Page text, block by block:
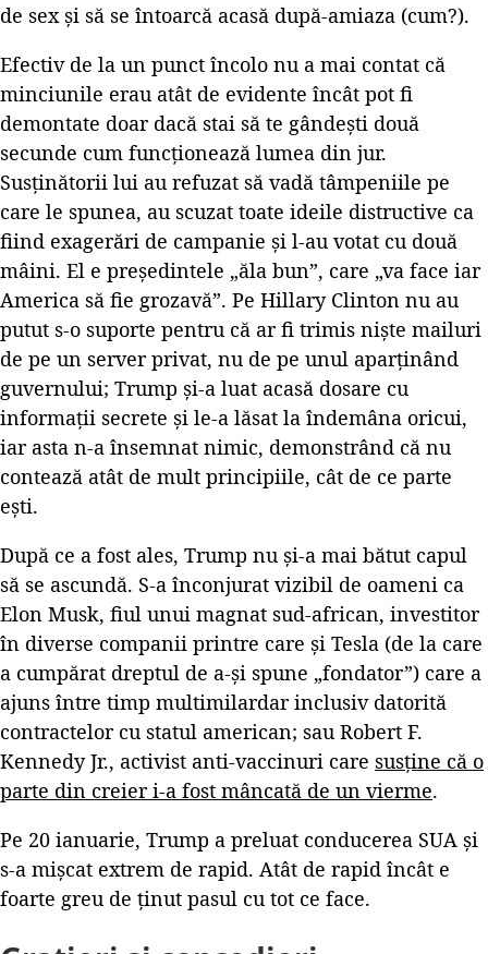
de sex și să se întoarcă acasă după-amiaza (cum?).
Efectiv de la un punct încolo nu a mai contat că
minciunile erau atât de evidente încât pot fi
demontate doar dacă stai să te gândești două
secunde cum funcționează lumea din jur.
Susținătorii lui au refuzat să vadă tâmpeniile pe
care le spunea, au scuzat toate ideile distructive ca
fiind exagerări de campanie și l-au votat cu două
mâini. El e președintele „ăla bun”, care „va face iar
America să fie grozavă”. Pe Hillary Clinton nu au
putut s-o suporte pentru că ar fi trimis niște mailuri
de pe un server privat, nu de pe unul aparținând
guvernului; Trump și-a luat acasă dosare cu
informații secrete și le-a lăsat la îndemâna oricui,
iar asta n-a însemnat nimic, demonstrând că nu
contează atât de mult principiile, cât de ce parte
ești.
După ce a fost ales, Trump nu și-a mai bătut capul
să se ascundă. S-a înconjurat vizibil de oameni ca
Elon Musk, fiul unui magnat sud-african, investitor
în diverse companii printre care și Tesla (de la care
a cumpărat dreptul de a-și spune „fondator”) care a
ajuns între timp multimilardar inclusiv datorită
contractelor cu statul american; sau Robert F.
Kennedy Jr., activist anti-vaccinuri care susține că o
parte din creier i-a fost mâncată de un vierme.
Pe 20 ianuarie, Trump a preluat conducerea SUA și
s-a mișcat extrem de rapid. Atât de rapid încât e
foarte greu de ținut pasul cu tot ce face.